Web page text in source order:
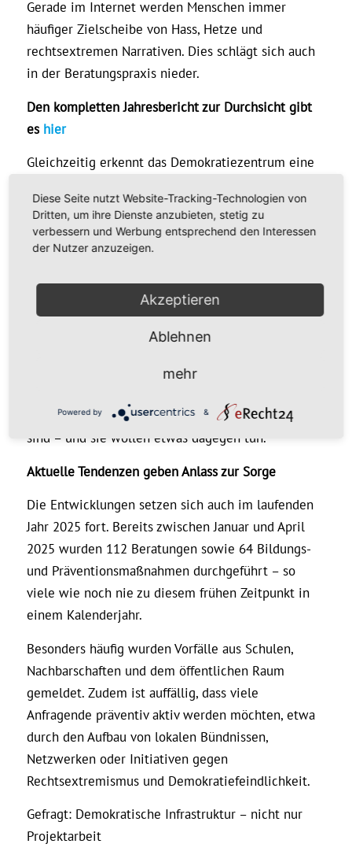
Gerade im Internet werden Menschen immer
häufiger Zielscheibe von Hass, Hetze und
rechtsextremen Narrativen. Dies schlägt sich auch
in der Beratungspraxis nieder.
Den kompletten Jahresbericht zur Durchsicht gibt
es hier
Gleichzeitig erkennt das Demokratiezentrum eine
einen gestiegenen Bekanntheitsgrad des
Netzwerks, was ebenfalls zu mehr Anfragen geführt
haben dürfte.
„Viele Ratsuchende wenden sich präventiv an die
Beratungsstellen oder suchen Hilfe beim Aufbau
lokaler Bündnisse gegen Rechtsextremismus“,
Demokratiezentrums Hessen. Und weiter: „Die
Ideologien längst wieder im Alltag angekommen
sind – und sie wollen etwas dagegen tun.“
Aktuelle Tendenzen geben Anlass zur Sorge
Die Entwicklungen setzen sich auch im laufenden
Jahr 2025 fort. Bereits zwischen Januar und April
2025 wurden 112 Beratungen sowie 64 Bildungs-
und Präventionsmaßnahmen durchgeführt – so
viele wie noch nie zu diesem frühen Zeitpunkt in
einem Kalenderjahr.
Besonders häufig wurden Vorfälle aus Schulen,
Nachbarschaften und dem öffentlichen Raum
gemeldet. Zudem ist auffällig, dass viele
Anfragende präventiv aktiv werden möchten, etwa
durch den Aufbau von lokalen Bündnissen,
Netzwerken oder Initiativen gegen
Rechtsextremismus und Demokratiefeindlichkeit.
Gefragt: Demokratische Infrastruktur – nicht nur
Projektarbeit
Diese Seite nutzt Website-Tracking-Technologien von
Dritten, um ihre Dienste anzubieten, stetig zu
verbessern und Werbung entsprechend den Interessen
der Nutzer anzuzeigen.
Akzeptieren
Ablehnen
mehr
Powered by &